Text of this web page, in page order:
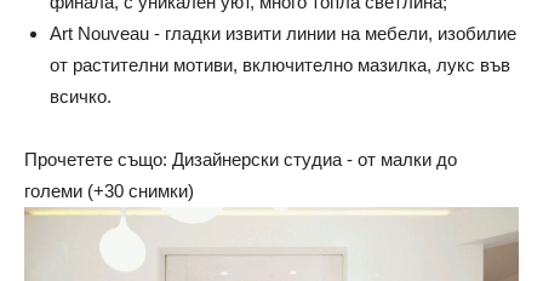
Art Nouveau - гладки извити линии на мебели, изобилие
от растителни мотиви, включително мазилка, лукс във
всичко.
Прочетете също: Дизайнерски студиа - от малки до
големи (+30 снимки)